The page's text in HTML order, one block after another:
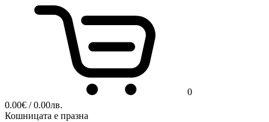
0
0.00€ / 0.00лв.
Кошницата е празна